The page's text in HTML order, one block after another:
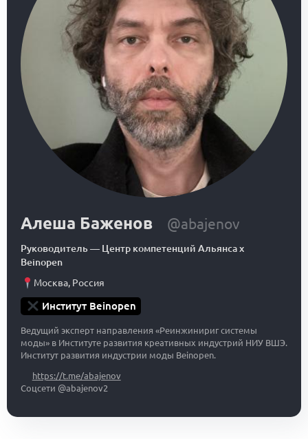
Алеша Баженов @abajenov
Руководитель— Центр компетенций Альянса x
Beinopen
Москва, Россия
Институт Beinopen
Ведущий эксперт направления «Реинжинириг системы
моды» в Институте развития креативных индустрий НИУ ВШЭ.
Институт развития индустрии моды Beinopen.
https://t.me/abajenov
Соцсети @abajenov2